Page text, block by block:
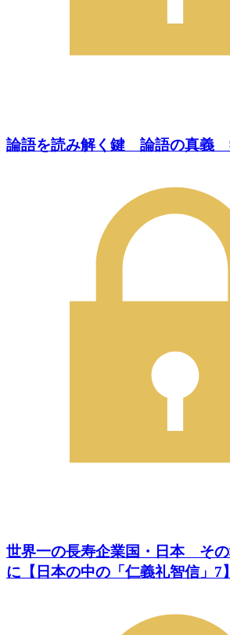
論語を読み解く鍵 論語の真義
世界一の長寿企業国・日本 その
に【日本の中の「仁義礼智信」7】